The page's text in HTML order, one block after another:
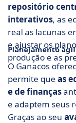
repositório
interativos, as
real as lacunas
e ajustar os
produção e as
Planejamento
O Ganacos
permite que as
e de finanças
e adaptem seus
Graças ao seu